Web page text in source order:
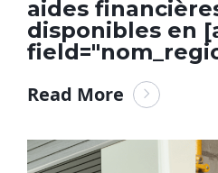
aides
disponibles en
Read More